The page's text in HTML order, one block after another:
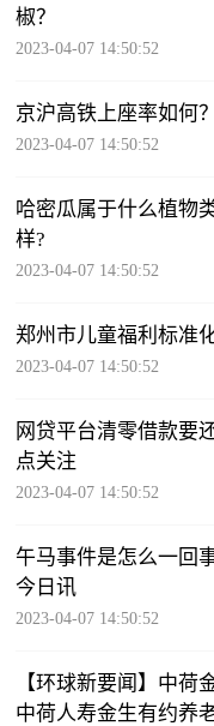
椒？
2023-04-07 14:50:52
京沪高铁上座率如何
2023-04-07 14:50:52
哈密瓜属于什么植物类别? 哈密瓜的产地环境
样?
2023-04-07 14:50:52
郑州市儿童福利标准
2023-04-07 14:50:52
网贷平台清零借款要
点关注
2023-04-07 14:50:52
午马事件是怎么一回
今日讯
2023-04-07 14:50:52
【环球新要闻】中荷
中荷人寿金生有约养